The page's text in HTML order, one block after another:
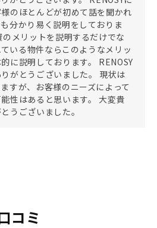
のほとんどが初めて話を聞かれ
分かり易く説明をしておりま
メリットを説明するだけでな
いる物件ならこのようなメリッ
に説明しております。 RENOSY
がとうございました。 現状は
すが、お客様のニーズによって
性はあると思います。 大変貴
うございました。
コミ